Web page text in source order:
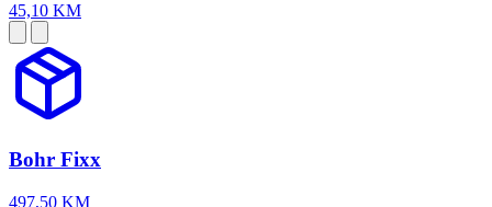
45,10 KM
Bohr Fixx
497,50 KM